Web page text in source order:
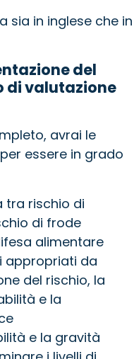
sia in inglese che in
del
di valutazione
avrai le
essere in grado
tra rischio di
di frode
alimentare
appropriati da
del rischio, la
e la
e la gravità